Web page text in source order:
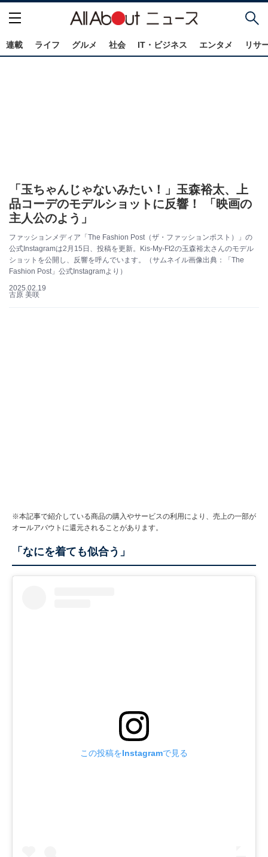
連載 ライフ グルメ 社会 IT・ビジネス エンタメ リサ
「玉ちゃんじゃないみたい！」玉森裕太、上
品コーデのモデルショットに反響！ 「映画の
主人公のよう」
ファッションメディア「The Fashion Post（ザ・ファッションポスト）」の
公式Instagramは2月15日、投稿を更新。Kis-My-Ft2の玉森裕太さんのモデル
ショットを公開し、反響を呼んでいます。（サムネイル画像出典：「The
Fashion Post」公式Instagramより）
2025.02.19
古原 美咲
※本記事で紹介している商品の購入やサービスの利用により、売上の一部が
オールアバウトに還元されることがあります。
「なにを着ても似合う」
この投稿をInstagramで見る